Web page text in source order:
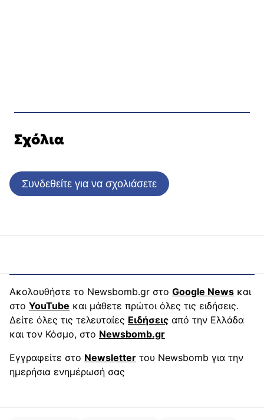
Σχόλια
Συνδεθείτε για να σχολιάσετε
Ακολουθήστε το Newsbomb.gr στο Google News και
στο YouTube και μάθετε πρώτοι όλες τις ειδήσεις.
Δείτε όλες τις τελευταίες Ειδήσεις από την Ελλάδα
και τον Κόσμο, στο Newsbomb.gr
Εγγραφείτε στο Newsletter του Newsbomb για την
ημερήσια ενημέρωσή σας